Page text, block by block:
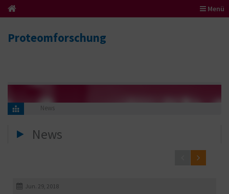
Menü
Proteomforschung
News
News
Jun. 29, 2018